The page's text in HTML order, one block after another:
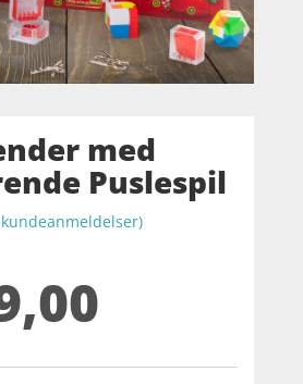
med
Puslespil
kundeanmeldelser)